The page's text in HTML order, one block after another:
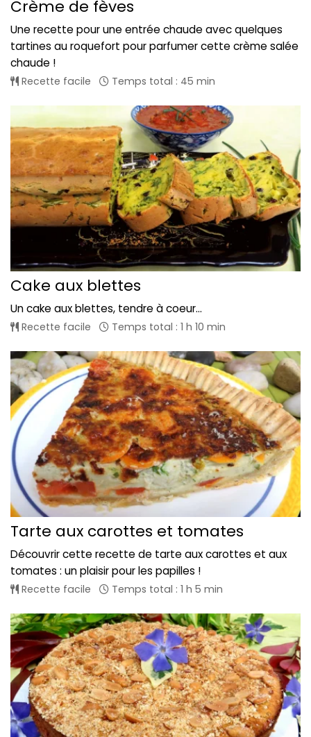
Crème de fèves
Une recette pour une entrée chaude avec quelques
tartines au roquefort pour parfumer cette crème salée
chaude !
Recette facile Temps total : 45 min
Cake aux blettes
Un cake aux blettes, tendre à coeur...
Recette facile Temps total : 1 h 10 min
Tarte aux carottes et tomates
Découvrir cette recette de tarte aux carottes et aux
tomates : un plaisir pour les papilles !
Recette facile Temps total : 1 h 5 min